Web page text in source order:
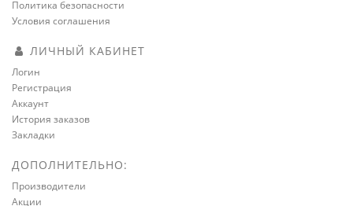
Политика безопасности
Условия соглашения
ЛИЧНЫЙ КАБИНЕТ
Логин
Регистрация
Аккаунт
История заказов
Закладки
ДОПОЛНИТЕЛЬНО:
Производители
Акции